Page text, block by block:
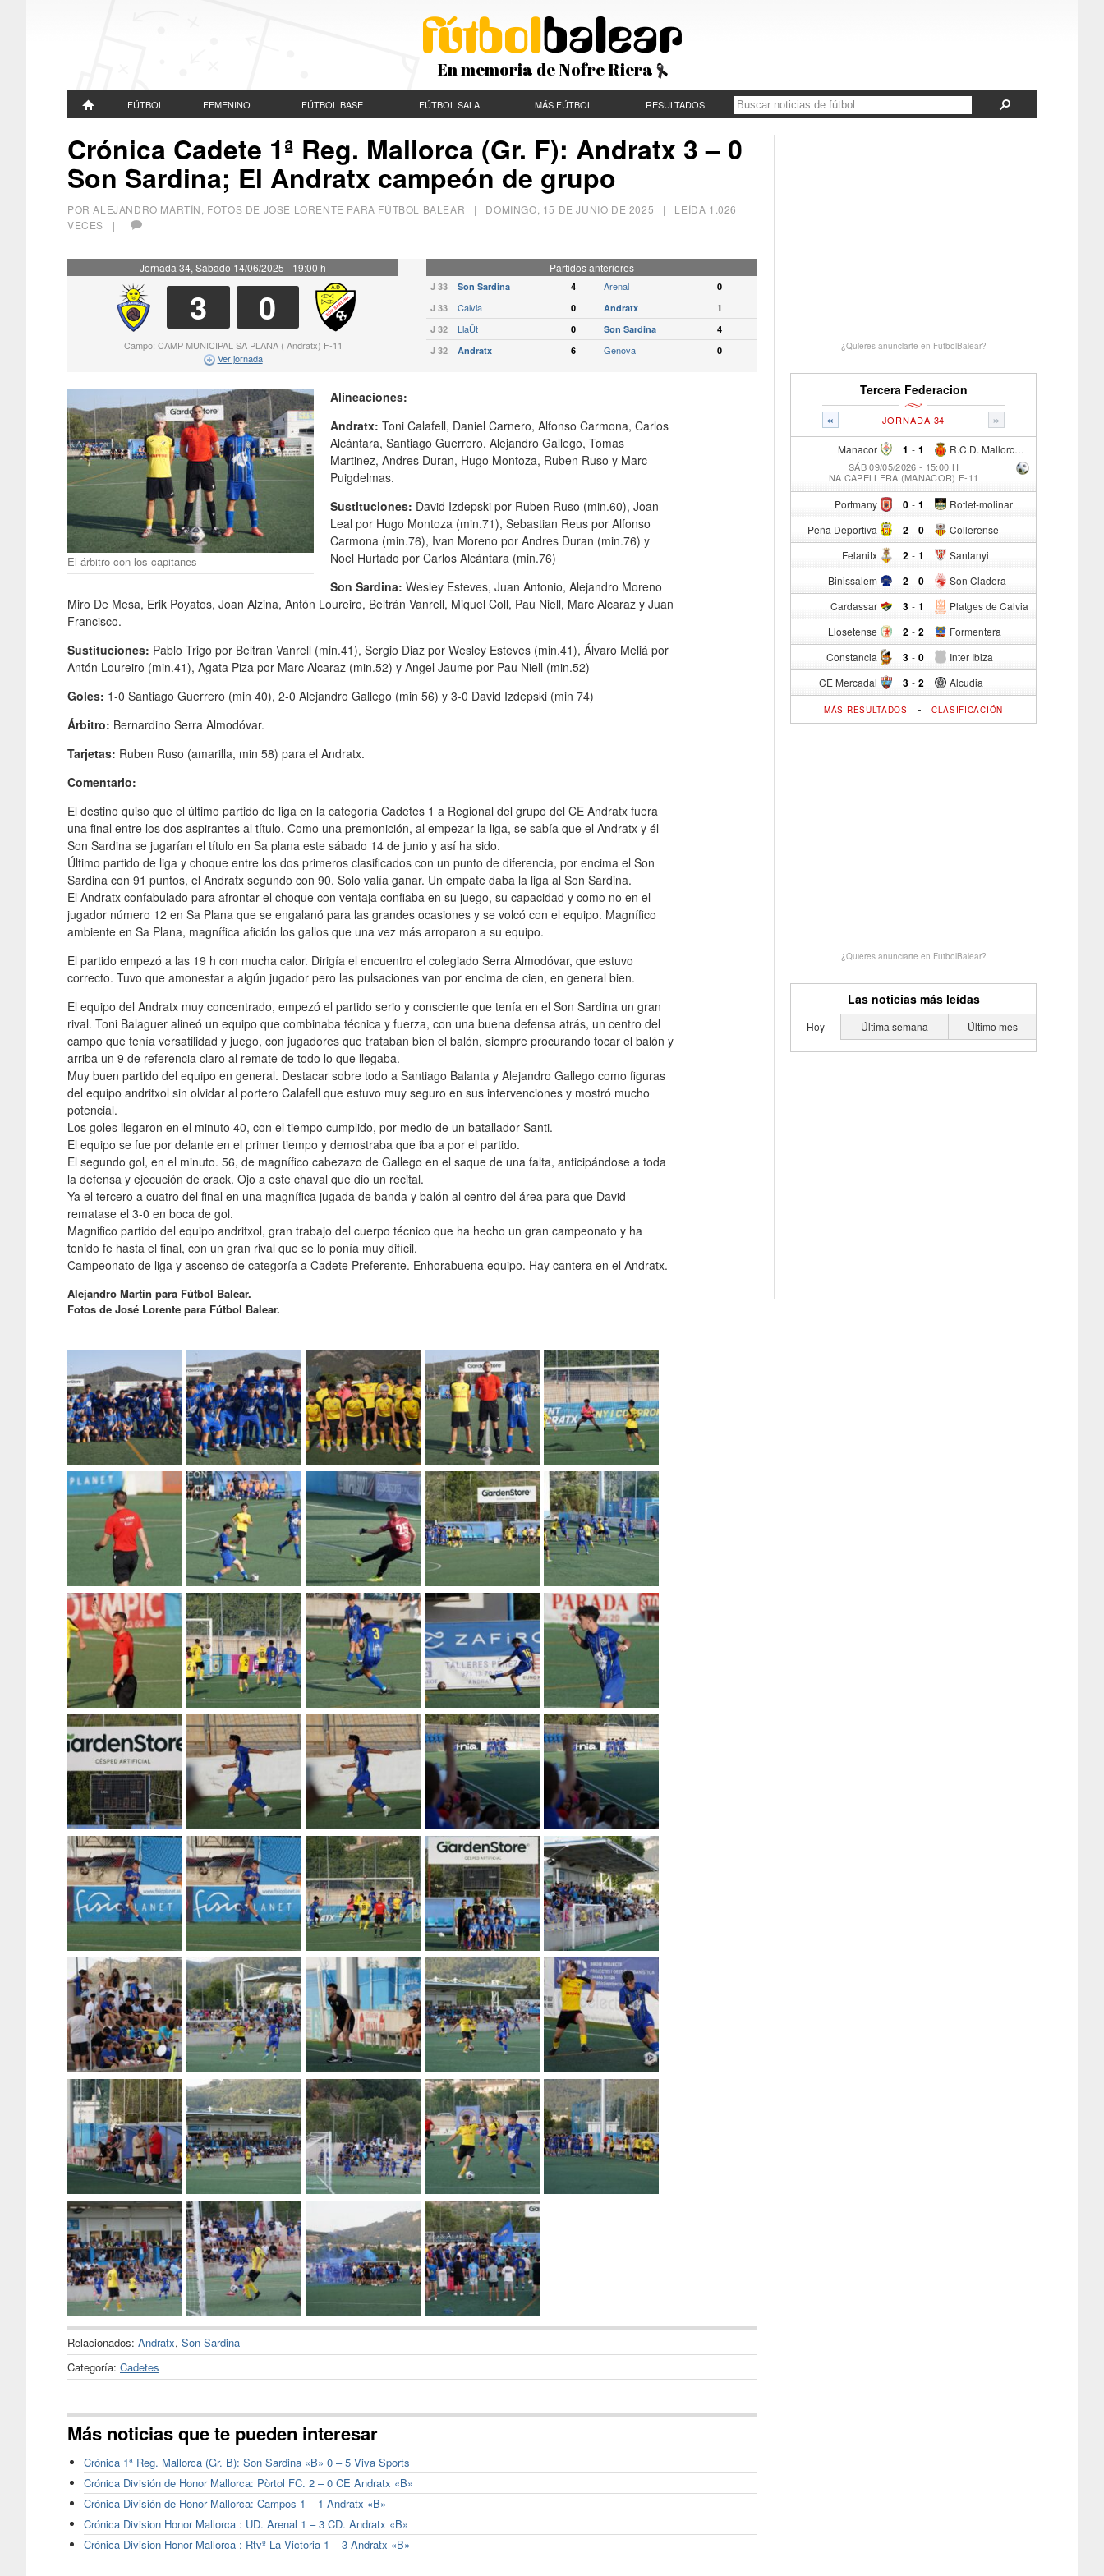
En memoria de Nofre Riera
FÚTBOL FEMENINO FÚTBOL BASE FÚTBOL SALA MÁS FÚTBOL RESULTADOS
Crónica Cadete 1ª Reg. Mallorca (Gr. F): Andratx 3 – 0
Son Sardina; El Andratx campeón de grupo
POR ALEJANDRO MARTÍN, FOTOS DE JOSÉ LORENTE PARA FÚTBOL BALEAR | DOMINGO, 15 DE JUNIO DE 2025 | LEÍDA 1.026
VECES |
Jornada 34, Sábado 14/06/2025 - 19:00 h
3 0
Campo: CAMP MUNICIPAL SA PLANA ( Andratx) F-11
Ver jornada
Partidos anteriores
J 33 Son Sardina 4 Arenal
0
J 33
Calvia 0 Andratx
1
J 32
LlaÜt 0 Son Sardina
4
J 32
Andratx 6 Genova 0
El árbitro con los capitanes
Alineaciones:
Andratx: Toni Calafell, Daniel Carnero, Alfonso Carmona, Carlos
Alcántara, Santiago Guerrero, Alejandro Gallego, Tomas
Martinez, Andres Duran, Hugo Montoza, Ruben Ruso y Marc
Puigdelmas.
Sustituciones: David Izdepski por Ruben Ruso (min.60), Joan
Leal por Hugo Montoza (min.71), Sebastian Reus por Alfonso
Carmona (min.76), Ivan Moreno por Andres Duran (min.76) y
Noel Hurtado por Carlos Alcántara (min.76)
Son Sardina: Wesley Esteves, Juan Antonio, Alejandro Moreno
Miro De Mesa, Erik Poyatos, Joan Alzina, Antón Loureiro, Beltrán Vanrell, Miquel Coll, Pau Niell, Marc Alcaraz y Juan
Francisco.
Sustituciones: Pablo Trigo por Beltran Vanrell (min.41), Sergio Diaz por Wesley Esteves (min.41), Álvaro Meliá por
Antón Loureiro (min.41), Agata Piza por Marc Alcaraz (min.52) y Angel Jaume por Pau Niell (min.52)
Goles: 1-0 Santiago Guerrero (min 40), 2-0 Alejandro Gallego (min 56) y 3-0 David Izdepski (min 74)
Árbitro: Bernardino Serra Almodóvar.
Tarjetas: Ruben Ruso (amarilla, min 58) para el Andratx.
Comentario:
El destino quiso que el último partido de liga en la categoría Cadetes 1 a Regional del grupo del CE Andratx fuera
una final entre los dos aspirantes al título. Como una premonición, al empezar la liga, se sabía que el Andratx y él
Son Sardina se jugarían el título en Sa plana este sábado 14 de junio y así ha sido.
Último partido de liga y choque entre los dos primeros clasificados con un punto de diferencia, por encima el Son
Sardina con 91 puntos, el Andratx segundo con 90. Solo valía ganar. Un empate daba la liga al Son Sardina.
El Andratx confabulado para afrontar el choque con ventaja confiaba en su juego, su capacidad y como no en el
jugador número 12 en Sa Plana que se engalanó para las grandes ocasiones y se volcó con el equipo. Magnífico
ambiente en Sa Plana, magnífica afición los gallos que una vez más arroparon a su equipo.
El partido empezó a las 19 h con mucha calor. Dirigía el encuentro el colegiado Serra Almodóvar, que estuvo
correcto. Tuvo que amonestar a algún jugador pero las pulsaciones van por encima de cien, en general bien.
El equipo del Andratx muy concentrado, empezó el partido serio y consciente que tenía en el Son Sardina un gran
rival. Toni Balaguer alineó un equipo que combinaba técnica y fuerza, con una buena defensa atrás, un centro del
campo que tenía versatilidad y juego, con jugadores que trataban bien el balón, siempre procurando tocar el balón y
arriba un 9 de referencia claro al remate de todo lo que llegaba.
Muy buen partido del equipo en general. Destacar sobre todo a Santiago Balanta y Alejandro Gallego como figuras
del equipo andritxol sin olvidar al portero Calafell que estuvo muy seguro en sus intervenciones y mostró mucho
potencial.
Los goles llegaron en el minuto 40, con el tiempo cumplido, por medio de un batallador Santi.
El equipo se fue por delante en el primer tiempo y demostraba que iba a por el partido.
El segundo gol, en el minuto. 56, de magnífico cabezazo de Gallego en el saque de una falta, anticipándose a toda
la defensa y ejecución de crack. Ojo a este chaval que dio un recital.
Ya el tercero a cuatro del final en una magnífica jugada de banda y balón al centro del área para que David
rematase el 3-0 en boca de gol.
Magnifico partido del equipo andritxol, gran trabajo del cuerpo técnico que ha hecho un gran campeonato y ha
tenido fe hasta el final, con un gran rival que se lo ponía muy difícil.
Campeonato de liga y ascenso de categoría a Cadete Preferente. Enhorabuena equipo. Hay cantera en el Andratx.
Alejandro Martín para Fútbol Balear.
Fotos de José Lorente para Fútbol Balear.
Relacionados: Andratx, Son Sardina
Categoría: Cadetes
Más noticias que te pueden interesar
Crónica 1ª Reg. Mallorca (Gr. B): Son Sardina «B» 0 – 5 Viva Sports
Crónica División de Honor Mallorca: Pòrtol FC. 2 – 0 CE Andratx «B»
Crónica División de Honor Mallorca: Campos 1 – 1 Andratx «B»
Crónica Division Honor Mallorca : UD. Arenal 1 – 3 CD. Andratx «B»
Crónica Division Honor Mallorca : Rtvº La Victoria 1 – 3 Andratx «B»
¿Quieres anunciarte en FutbolBalear?
Tercera Federacion
« »
JORNADA 34
Manacor 1 - R.C.D. Mallorca Sad "B"
1
SÁB 09/05/2026 - 15:00 H
NA CAPELLERA (MANACOR) F-11
Portmany 0 - Rotlet-molinar
1
Peña Deportiva 2 - Collerense
0
Felanitx 2 - Santanyi
1
Binissalem 2 - Son Cladera
0
Cardassar 3 - Platges de Calvia
1
Llosetense 2 - Formentera
2
Constancia 3 - Inter Ibiza
0
CE Mercadal 3 - Alcudia
2
MÁS RESULTADOS - CLASIFICACIÓN
¿Quieres anunciarte en FutbolBalear?
Las noticias más leídas
Hoy Última semana Último mes